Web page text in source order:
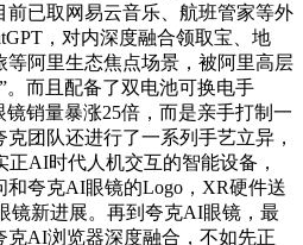
已取网易云音乐、航班管家等外
，对内深度融合领取宝、地
等阿里生态焦点场景，被阿里高层
。而且配备了双电池可换电手
销量暴涨25倍，而是亲手打制一
团队还进行了一系列手艺立异，
AI时代人机交互的智能设备，
和夸克AI眼镜的Logo，XR硬件送
镜新进展。再到夸克AI眼镜，最
克AI浏览器深度融合，不如先正